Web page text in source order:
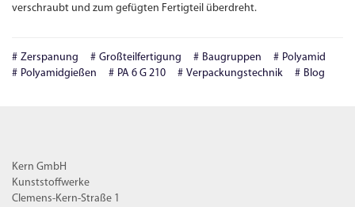
verschraubt und zum gefügten Fertigteil überdreht.
Zerspanung Großteilfertigung Baugruppen
Polyamid
Polyamidgießen
PA 6 G 210 Verpackungstechnik Blog
Kern GmbH
Kunststoffwerke
Clemens-Kern-Straße 1